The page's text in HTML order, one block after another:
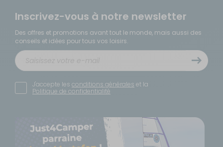
Inscrivez-vous à notre newsletter
Des offres et promotions avant tout le monde, mais aussi des
conseils et idées pour tous vos loisirs.
J'accepte les conditions générales et la
Politique de confidentialité